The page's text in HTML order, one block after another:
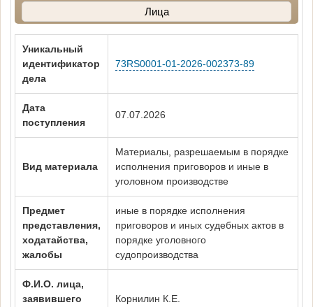
Лица
Уникальный
идентификатор
дела
73RS0001-01-2026-002373-89
Дата
поступления
07.07.2026
Вид материала
Материалы, разрешаемым в порядке
исполнения приговоров и иные в
уголовном производстве
Предмет
представления,
ходатайства,
жалобы
иные в порядке исполнения
приговоров и иных судебных актов в
порядке уголовного
судопроизводства
Ф.И.О. лица,
заявившего
Корнилин К.Е.